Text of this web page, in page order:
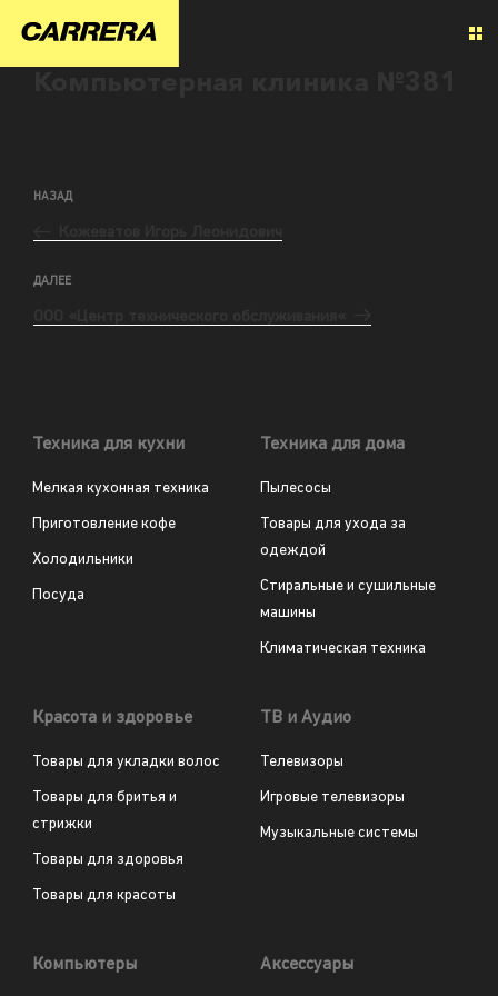
НАЗАД
ДАЛЕЕ
Техника для кухни
Мелкая кухонная техника
Приготовление кофе
Холодильники
Посуда
Техника для дома
Пылесосы
Товары для ухода за
одеждой
Стиральные и сушильные
машины
Климатическая техника
Красота и здоровье
Товары для укладки волос
Товары для бритья и
стрижки
Товары для здоровья
Товары для красоты
ТВ и Аудио
Телевизоры
Игровые телевизоры
Музыкальные системы
Компьютеры Аксессуары